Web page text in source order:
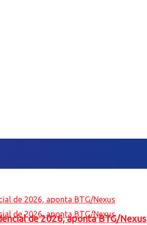
de 2026, aponta BTG/Nexus